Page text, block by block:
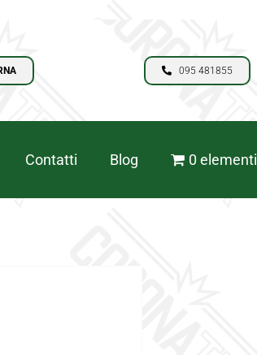
095 481855
Contatti Blog 0 elementi